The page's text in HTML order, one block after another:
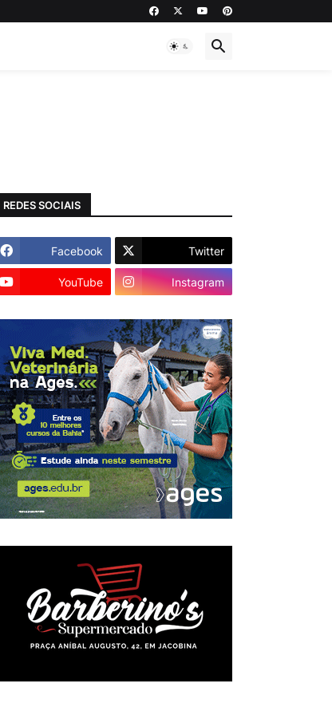
REDES SOCIAIS
Facebook Twitter
YouTube Instagram